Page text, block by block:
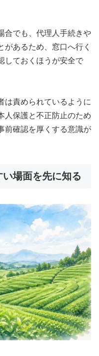
合でも、代理人手続きや
があるため、窓口へ行く
しておくほうが安全で
は責められているように
人保護と不正防止のため
前確認を厚くする意識が
場面を先に知る